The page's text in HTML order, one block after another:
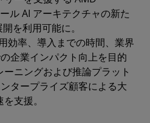
ル AI アーキテクチャの新た
を利用可能に。
効率、導入までの時間、業界
企業インパクト向上を目的
ニングおよび推論プラット
タープライズ顧客による大
支援。